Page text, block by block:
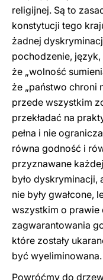
religijnej. Są to
konstytucji tego
żadnej
pochodzenie, język,
że „wolność
że „państwo chroni
przede wszystkim
przekładać na
pełna i nie
równa godność i
przyznawane
było dyskryminacji,
nie były gwałcone,
wszystkim o prawie
zagwarantowania
które zostały
być wyeliminowana.
Powróćmy do